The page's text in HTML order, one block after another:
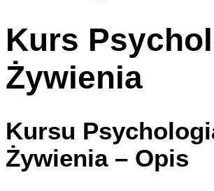
Kurs
Żywienia
Kursu
Żywienia – Opis